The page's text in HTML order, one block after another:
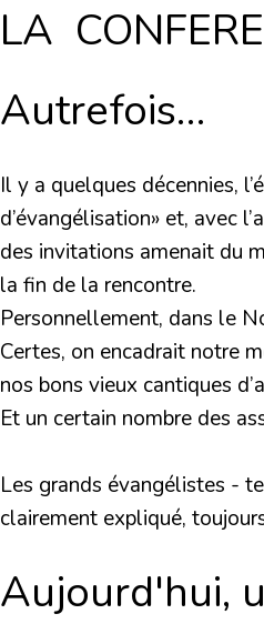
LA
Autrefois…
Il y a quelques décennies,
d’évangélisation» et, avec
des invitations amenait du
la fin de la rencontre.
Personnellement, dans le
Certes, on encadrait notre
nos bons vieux cantiques
Et un certain nombre des
Les grands évangélistes -
clairement expliqué,
Aujourd'hui,